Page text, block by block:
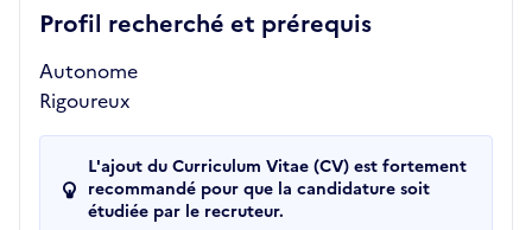
Profil recherché et prérequis
Autonome
Rigoureux
L'ajout du Curriculum Vitae (CV) est fortement
recommandé pour que la candidature soit
étudiée par le recruteur.